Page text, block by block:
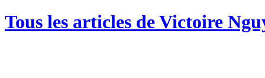
Tous les articles de Victoire